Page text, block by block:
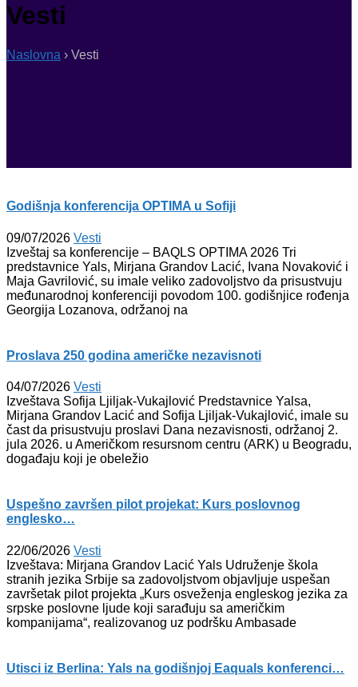
Vesti
Naslovna › Vesti
Godišnja konferencija OPTIMA u Sofiji
09/07/2026 Vesti
Izveštaj sa konferencije – BAQLS OPTIMA 2026 Tri
predstavnice Yals, Mirjana Grandov Lacić, Ivana Novaković i
Maja Gavrilović, su imale veliko zadovoljstvo da prisustvuju
međunarodnoj konferenciji povodom 100. godišnjice rođenja
Georgija Lozanova, održanoj na
Proslava 250 godina američke nezavisnoti
04/07/2026 Vesti
Izveštava Sofija Ljiljak-Vukajlović Predstavnice Yalsa,
Mirjana Grandov Lacić and Sofija Ljiljak-Vukajlović, imale su
čast da prisustvuju proslavi Dana nezavisnosti, održanoj 2.
jula 2026. u Američkom resursnom centru (ARK) u Beogradu,
događaju koji je obeležio
Uspešno završen pilot projekat: Kurs poslovnog
englesko…
22/06/2026 Vesti
Izveštava: Mirjana Grandov Lacić Yals Udruženje škola
stranih jezika Srbije sa zadovoljstvom objavljuje uspešan
završetak pilot projekta „Kurs osveženja engleskog jezika za
srpske poslovne ljude koji sarađuju sa američkim
kompanijama“, realizovanog uz podršku Ambasade
Utisci iz Berlina: Yals na godišnjoj Eaquals konferenci…